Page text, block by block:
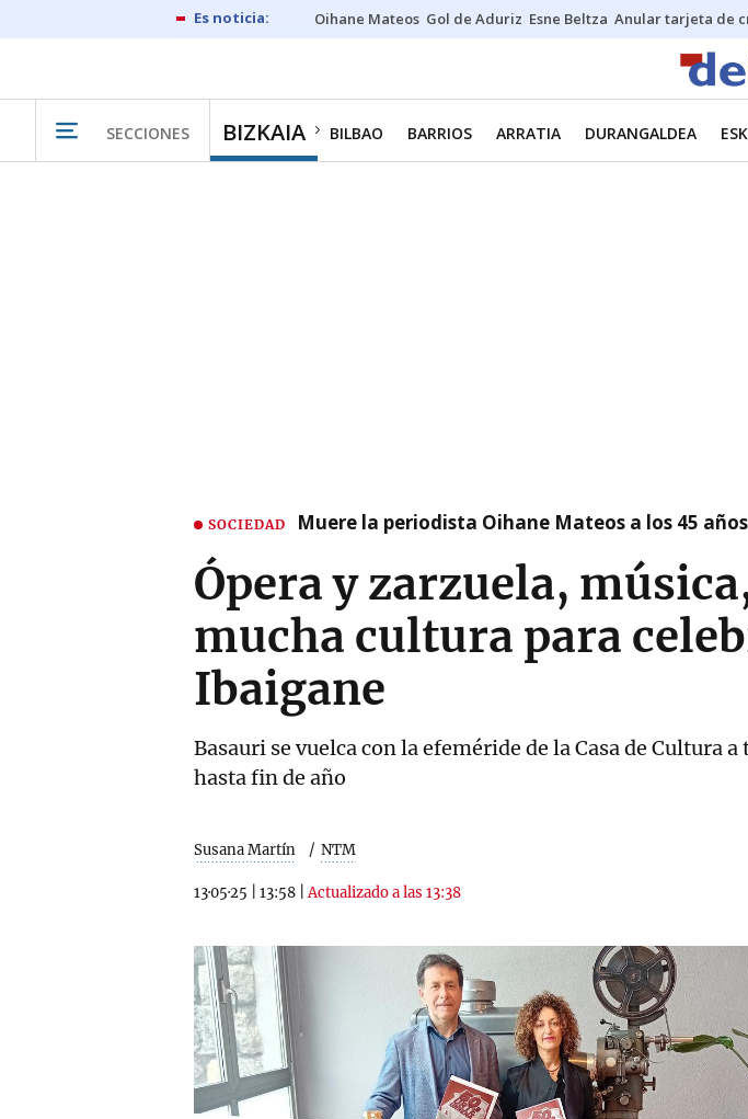
Oihane Mateos Gol de Aduriz Esne Beltza Anular tarjeta de
SECCIONES BIZKAIA BILBAO BARRIOS ARRATIA DURANGALDEA
SOCIEDAD Muere la periodista Oihane Mateos a los 45 años
Ópera y zarzuela,
mucha cultura para
Ibaigane
Basauri se vuelca con la efeméride de la Casa de Cultura
hasta fin de año
Susana Martín NTM
13·05·25 13:58 |Actualizado a las 13:38